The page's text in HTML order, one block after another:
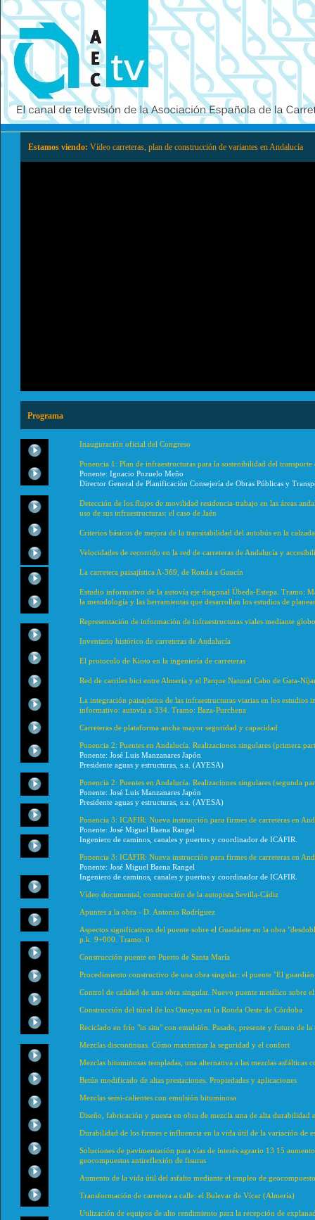
Estamos viendo: Vídeo carreteras, plan de construcción de variantes en Andalucía
Programa
Inauguración oficial del Congreso
Ponencia 1: Plan de infraestructuras para la sostenibilidad del
Ponente: Ignacio Pozuelo Meño
Director General de Planificación Consejería de Obras Públicas y
Detección de los flujos de movilidad residencia-trabajo en las áreas
uso de sus infraestructuras: el caso de Jaén
Criterios básicos de mejora de la transitabilidad del autobús en la calzada
Velocidades de recorrido en la red de carreteras de Andalucía y
La carretera paisajística A-369, de Ronda a Gaucín
Estudio informativo de la autovía eje diagonal Úbeda-Estepa. Tramo:
la metodología y las herramientas que desarrollan los estudios de
Representación de información de infraestructuras viales mediante
Inventario histórico de carreteras de Andalucía
El protocolo de Kioto en la ingeniería de carreteras
Red de carriles bici entre Almería y el Parque Natural Cabo de Gata-
La integración paisajística de las infraestructuras viarias en los
informativo: autovía a-334. Tramo: Baza-Purchena
Carreteras de plataforma ancha mayor seguridad y capacidad
Ponencia 2: Puentes en Andalucía. Realizaciones singulares (primera
Ponente: José Luis Manzanares Japón
Presidente aguas y estructuras, s.a. (AYESA)
Ponencia 2: Puentes en Andalucía. Realizaciones singulares (segunda
Ponente: José Luis Manzanares Japón
Presidente aguas y estructuras, s.a. (AYESA)
Ponencia 3: ICAFIR: Nueva instrucción para firmes de carreteras en
Ponente: José Miguel Baena Rangel
Ingeniero de caminos, canales y puertos y coordinador de ICAFIR.
Ponencia 3: ICAFIR: Nueva instrucción para firmes de carreteras en
Ponente: José Miguel Baena Rangel
Ingeniero de caminos, canales y puertos y coordinador de ICAFIR.
Vídeo documental, construcción de la autopista Sevilla-Cádiz
Apuntes a la obra - D. Antonio Rodríguez
Aspectos significativos del puente sobre el Guadalete en la obra
p.k. 9+000. Tramo: 0
Construcción puente en Puerto de Santa María
Procedimiento constructivo de una obra singular: el puente "El
Control de calidad de una obra singular. Nuevo puente metálico sobre
Construcción del túnel de los Omeyas en la Ronda Oeste de Córdoba
Reciclado en frío "in situ" con emulsión. Pasado, presente y futuro de la
Mezclas discontinuas. Cómo maximizar la seguridad y el confort
Mezclas bituminosas templadas, una alternativa a las mezclas asfálticas
Betún modificado de altas prestaciones. Propiedades y aplicaciones
Mezclas semi-calientes con emulsión bituminosa
Diseño, fabricación y puesta en obra de mezcla sma de alta durabilidad
Durabilidad de los firmes e influencia en la vida útil de la variación de
Soluciones de pavimentación para vías de interés agrario 13 15
geocompuestos antireflexión de fisuras
Aumento de la vida útil del asfalto mediante el empleo de
Transformación de carretera a calle: el Bulevar de Vícar (Almería)
Utilización de equipos de alto rendimiento para la recepción de